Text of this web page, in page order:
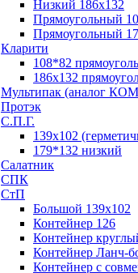
Низкий 186х132
Прямоугольный
Прямоугольный
Кларити
108*82
186х132
Мультипак (аналог
Протэк
С.П.Г.
139х102
179*132 низкий
Салатник
СПК
СтП
Большой 139х102
Контейнер 126
Контейнер
Контейнер Ланч-
Контейнер с